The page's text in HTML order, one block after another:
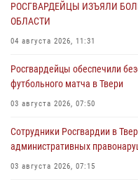
РОСГВАРДЕЙЦЫ ИЗЪЯЛИ
ОБЛАСТИ
04 августа 2026, 11:31
Росгвардейцы обеспечили
футбольного матча в Твери
03 августа 2026, 07:50
Сотрудники Росгвардии в
административных
03 августа 2026, 07:15